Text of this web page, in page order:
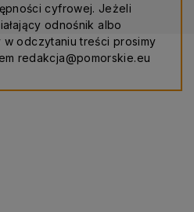
cyfrowej. Jeżeli
odnośnik albo
odczytaniu treści prosimy
redakcja@pomorskie.eu